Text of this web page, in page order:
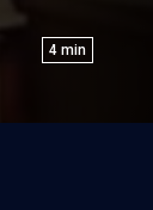
4 min